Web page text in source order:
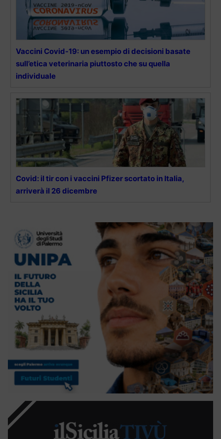
Vaccini Covid-19: un esempio di decisioni basate
sull’etica veterinaria piuttosto che su quella
individuale
Covid: il tir con i vaccini Pfizer scortato in Italia,
arriverà il 26 dicembre